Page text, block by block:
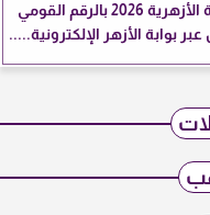
نتيجة الثانوية الأزهرية 2026 بالرقم القومي
بوابة الأزهر الإلكترونية.....